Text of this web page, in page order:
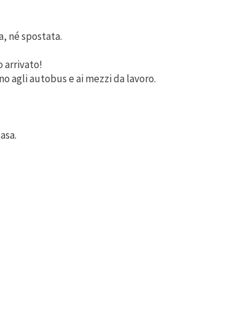
né spostata.
arrivato!
agli autobus e ai mezzi da lavoro.